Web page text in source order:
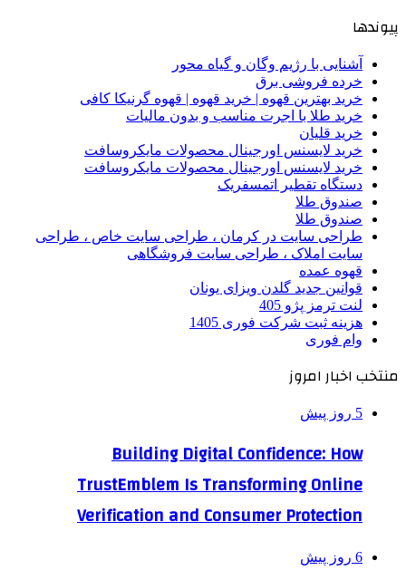
پیوندها
آشنایی با رژیم وگان و گیاه محور
خرده فروشی برق
خرید بهترین قهوه | خرید قهوه | قهوه گرنیکا کافی
خرید طلا با اجرت مناسب و بدون مالیات
خرید قلیان
خرید لایسنس اورجینال محصولات مایکروسافت
خرید لایسنس اورجینال محصولات مایکروسافت
دستگاه تقطیر اتمسفریک
صندوق طلا
صندوق طلا
طراحی سایت در کرمان ، طراحی سایت خاص ، طراحی
سایت املاک ، طراحی سایت فروشگاهی
قهوه عمده
قوانین جدید گلدن ویزای یونان
لنت ترمز پژو 405
هزینه ثبت شرکت فوری 1405
وام فوری
منتخب اخبار امروز
5 روز پیش
Building Digital Confidence: How
TrustEmblem Is Transforming Online
Verification and Consumer Protection
6 روز پیش